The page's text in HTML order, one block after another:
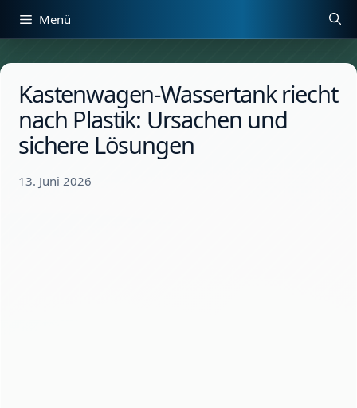
Zum
Inhalt
Menü
Kastenwagen-Wassertank riecht
nach Plastik: Ursachen und
sichere Lösungen
13. Juni 2026